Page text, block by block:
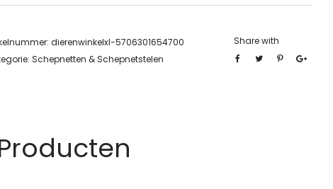
dierenwinkelxl-5706301654700
Schepnetten & Schepnetstelen
Share with